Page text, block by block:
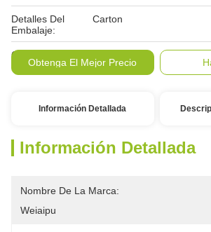
Detalles Del
Embalaje:
Carton
Condiciones De
Pago:Obtenga El Mejor Precio
Información Detallada
Información Detallada
Nombre De La Marca:
Weiaipu